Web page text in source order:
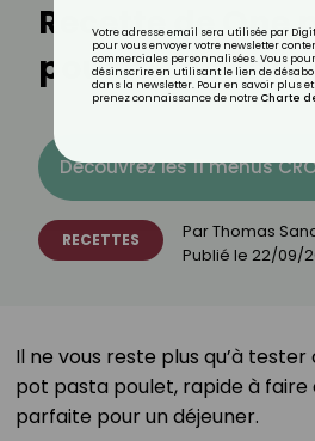
Recette de One
poulet-tomate
Découvrez les 11 menus
RECETTES ParThomas
Publié le 22/09/
Il ne vous reste plus qu’à
pot pasta poulet, rapide à faire
parfaite pour un déjeuner.
Votre adresse email sera utilisée par
pour vous envoyer votre newsletter
commerciales personnalisées. Vous
désinscrire en utilisant le lien de
dans la newsletter. Pour en savoir plus et
prenez connaissance de notre Charte